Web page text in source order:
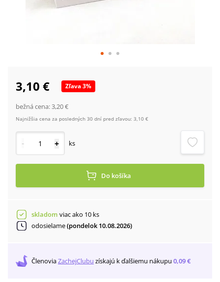
3,10 € Zľava3%
bežná cena:3,20 €
Najnižšia cena za posledných 30 dní pred zľavou: 3,10 €
- + ks
Do košíka
skladom viac ako 10 ks
odosielame(pondelok 10.08.2026)
ČlenoviaZachejClubu získajú k ďalšiemu nákupu 0,09 €